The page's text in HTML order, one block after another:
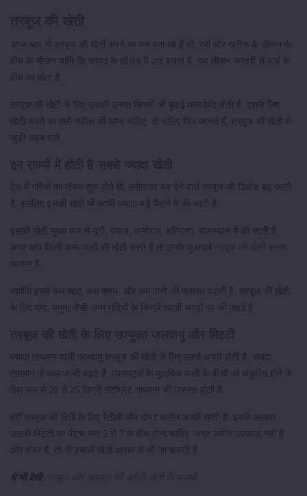
अगर आप भी तरबूज की खेती करने का मन बना रहे हैं तो, रबी और खरीफ के सीजन के
बीच के सीजन यानि कि जायद के सीजन में उगा सकते हैं. यह सीजन फरवरी से मार्च के
बीच का होता है.
तरबूज की खेती के लिए उसकी उन्नत किस्मों की बुवाई फायदेमंद होती है. इसके लिए
खेती करने का सही तरीका भी आना चाहिए. तो चलिए फिर जानते हैं, तरबूज की खेती से
जुड़ी अहम बातें.
देश में गर्मियों का मौसम शुरू होते ही, तरोताजा कर देने वाले तरबूज की डिमांड बढ़ जाती
है. इसलिए इसकी खेती भी काफी ज्यादा बड़े पैमाने में की जाती है.
इसकी खेती मुख्य रूप से यूपी, पंजाब, कर्नाटक, हरियाणा, राजस्थान में की जाती है.
अगर आप किसी अन्य फलों की खेती करते हैं तो उनके मुकाबले
तरबूज की खेती
करना
आसान है.
क्योंकि इसमें कम खाद, कम समय, और कम पानी की जरूरत पड़ती है. तरबूज की खेती
के लिए गंगा, यमुना जैसी अन्य नदियों के किनारे खाली जगहों पर की जाती है.
ज्यादा तापमान वाली जलवायु तरबूज की खेती के लिए सबसे अच्छी होती है. ज्यादा
तापमान से फल जल्दी बढ़ते हैं. एक्सपर्ट्स के मुताबिक फलों के बीजों को अंकुरित होने के
लिए कम से 20 से 25 डिग्री सेंटीग्रेट तापमान की जरूरत होती है.
वहीं तरबूज की खेती के लिए रेतीली और दोमट जमीन अच्छी रहती है. इसके अलावा
उसकी मिट्टी का पीएच मान 5 से 7 के बीच होना चाहिए. अगर जमीन उपजाऊ नहीं है
और बंजर है, तो भी इसकी खेती आराम से की जा सकती है.
ये भी देखें: तरबूज और खरबूज की अगेती खेती के फायदे